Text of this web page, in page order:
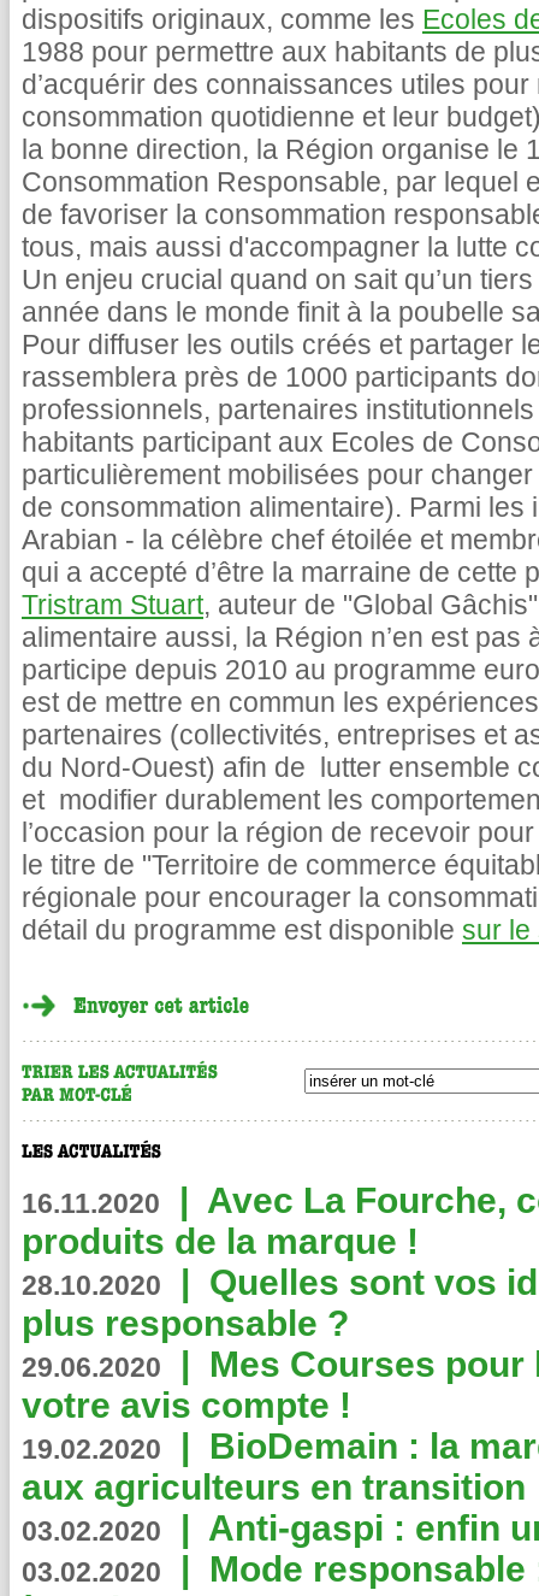
dispositifs originaux, comme les Ecoles
1988 pour permettre aux habitants de
d’acquérir des connaissances utiles
consommation quotidienne et leur
la bonne direction, la Région organise le
Consommation Responsable, par lequel
de favoriser la consommation
tous, mais aussi d'accompagner la lutte
Un enjeu crucial quand on sait qu’un
année dans le monde finit à la poubelle
Pour diffuser les outils créés et partager
rassemblera près de 1000 participants
professionnels, partenaires
habitants participant aux Ecoles de
particulièrement mobilisées pour
de consommation alimentaire). Parmi les
Arabian - la célèbre chef étoilée et
qui a accepté d’être la marraine de cette
Tristram Stuart, auteur de "Global
alimentaire aussi, la Région n’en est pas
participe depuis 2010 au programme
est de mettre en commun les
partenaires (collectivités, entreprises et
du Nord-Ouest) afin de lutter ensemble
et modifier durablement les
l’occasion pour la région de recevoir
le titre de "Territoire de commerce
régionale pour encourager la
détail du programme est disponible sur le
16.11.2020 | Avec La Fourche,
produits de la marque !
28.10.2020 | Quelles sont vos
plus responsable ?
29.06.2020 | Mes Courses pour
votre avis compte !
19.02.2020 | BioDemain : la
aux agriculteurs en transition
03.02.2020 | Anti-gaspi : enfin
03.02.2020 | Mode